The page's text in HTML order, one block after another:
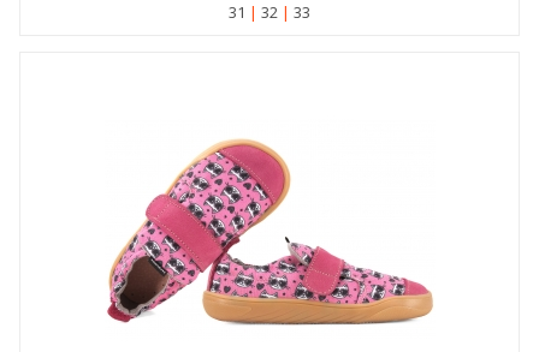
31
32 33